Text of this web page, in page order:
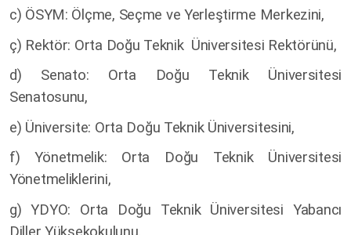
c) ÖSYM: Ölçme, Seçme ve Yerleştirme Merkezini,
ç) Rektör: Orta Doğu Teknik Üniversitesi Rektörünü,
d) Senato: Orta Doğu Teknik Üniversitesi
Senatosunu,
e) Üniversite: Orta Doğu Teknik Üniversitesini,
f) Yönetmelik: Orta Doğu Teknik Üniversitesi
Yönetmeliklerini,
g) YDYO: Orta Doğu Teknik Üniversitesi Yabancı